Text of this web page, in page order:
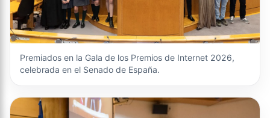
Premiados en la Gala de los Premios de Internet 2026,
celebrada en el Senado de España.